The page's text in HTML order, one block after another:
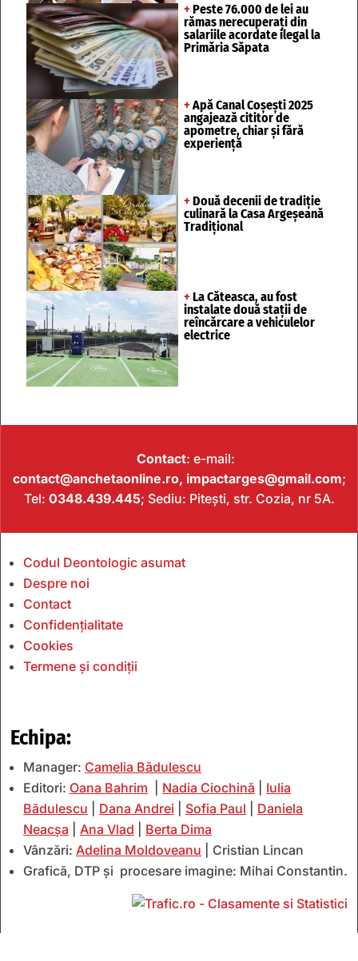
+ Peste 76.000 de lei au
rămas nerecuperați din
salariile acordate ilegal la
Primăria Săpata
+ Apă Canal Coșești 2025
angajează cititor de
apometre, chiar și fără
experiență
+ Două decenii de tradiție
culinară la Casa Argeșeană
Tradițional
+ La Căteasca, au fost
instalate două stații de
reîncărcare a vehiculelor
electrice
Contact: e-mail:
contact@anchetaonline.ro, impactarges@gmail.com;
Tel: 0348.439.445; Sediu: Pitești, str. Cozia, nr 5A.
Codul Deontologic asumat
Despre noi
Contact
Confidențialitate
Cookies
Termene și condiții
Echipa:
Manager: Camelia Bădulescu
Editori: Oana Bahrim Nadia Ciochină
Iulia
Bădulescu
Dana Andrei Sofia Paul
Daniela
Neacșa
Ana Vlad
Berta Dima
Vânzări: Adelina Moldoveanu | Cristian Lincan
Grafică, DTP și procesare imagine: Mihai Constantin.